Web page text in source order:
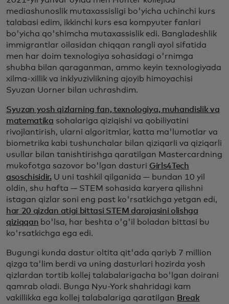
mediashunoslik mutaxassisligi bo'yicha uchinchi kurs
talabasi edim, ikkinchi kurs esa kompyuter fanlari
bo'yicha qo'shimcha mutaxassislik edi. Bangladeshlik
immigrantlar oilasidan chiqqan rangli ayol sifatida
men har doim texnologiya sohasidagi o'rnimga
shubha bilan qaraganman, ammo keyin texnologiyada
xilma-xillik va inklyuzivlikning ajoyib himoyachisi
Syuzan Uorner bilan uchrashdim.
Syuzan yosh qizlarning fan, texnologiya, muhandislik va
matematika sohalariga qiziqishi va qobiliyatini
rivojlantirish, ularni algoritmlar, katta ma'lumotlar va
biometrika kabi tushunchalar bilan qiziqarli va qiziqarli
usullar bilan tanishtirishga qaratilgan Mastercardning
mukofotga sazovor bo'lgan dasturi Girls4Tech
asoschisidir.U uni tashkil qilganida — bundan 10 yil
oldin, shu hafta — STEM sohasida karyera qilishni
istagan qizlar soni eng past ko'rsatkichga yetgan edi,
har 20 qizdan atigi bittasi STEM darajasini olishga
qiziqqan bo'lsa, har beshta o'g'il boladan bittasi bu
ko'rsatkichga ega edi.
Bugungi kunda dastur oltita qit'ada qariyb 7 million
qizga ta'lim berdi va uning dasturlari hozirda yosh
qizlardan tortib kollej talabalarigacha bo'lgan doirani
qamrab oladi. Bunga Nyu-York shahridagi kam
vakillikka ega kollej talabalariga qaratilgan Break